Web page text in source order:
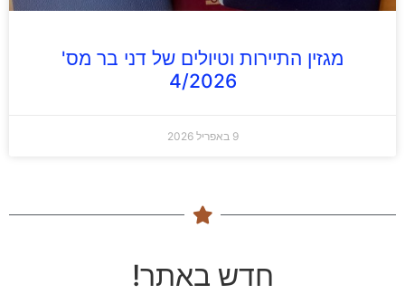
מגזין התיירות וטיולים של דני בר מס'
4/2026
9 באפריל 2026
חדש באתר!